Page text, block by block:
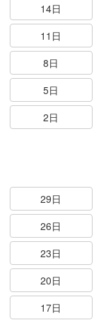
14日
11日
8日
5日
2日
29日
26日
23日
20日
17日